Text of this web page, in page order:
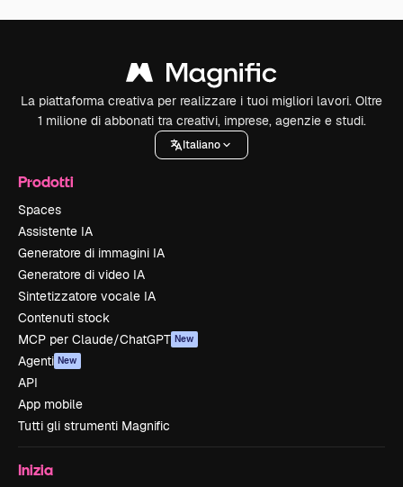
La piattaforma creativa per realizzare i tuoi migliori lavori. Oltre
1 milione di abbonati tra creativi, imprese, agenzie e studi.
Italiano
Prodotti
Spaces
Assistente IA
Generatore di immagini IA
Generatore di video IA
Sintetizzatore vocale IA
Contenuti stock
MCP per Claude/ChatGPT New
Agenti New
API
App mobile
Tutti gli strumenti Magnific
Inizia